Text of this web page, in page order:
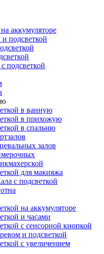
аккумуляторе
и подсветкой
подсветкой
в ванную
в прихожую
в спальню
залов
для макияжа
с подсветкой
на аккумуляторе
и часами
с сенсорной кнопкой
и подсветкой
с увеличением